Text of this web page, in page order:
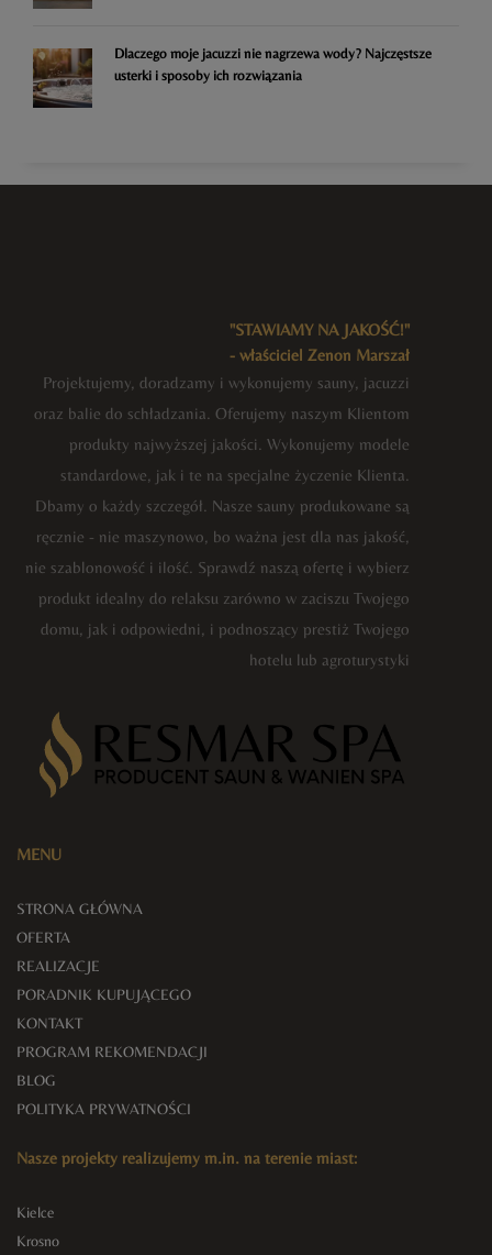
Dlaczego moje jacuzzi nie nagrzewa wody? Najczęstsze
usterki i sposoby ich rozwiązania
"STAWIAMY NA JAKOŚĆ!"
- właściciel Zenon Marszał
Projektujemy, doradzamy i wykonujemy sauny, jacuzzi
oraz balie do schładzania. Oferujemy naszym Klientom
produkty najwyższej jakości. Wykonujemy modele
standardowe, jak i te na specjalne życzenie Klienta.
Dbamy o każdy szczegół. Nasze sauny produkowane są
ręcznie - nie maszynowo, bo ważna jest dla nas jakość,
nie szablonowość i ilość. Sprawdź naszą ofertę i wybierz
produkt idealny do relaksu zarówno w zaciszu Twojego
domu, jak i odpowiedni, i podnoszący prestiż Twojego
hotelu lub agroturystyki
MENU
STRONA GŁÓWNA
OFERTA
REALIZACJE
PORADNIK KUPUJĄCEGO
KONTAKT
PROGRAM REKOMENDACJI
BLOG
POLITYKA PRYWATNOŚCI
Nasze projekty realizujemy m.in. na terenie miast:
Kielce
Krosno